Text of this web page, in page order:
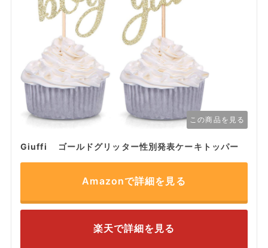
この商品を見る
Giuffi ゴールドグリッター性別発表ケーキトッパー
Amazonで詳細を見る
楽天で詳細を見る